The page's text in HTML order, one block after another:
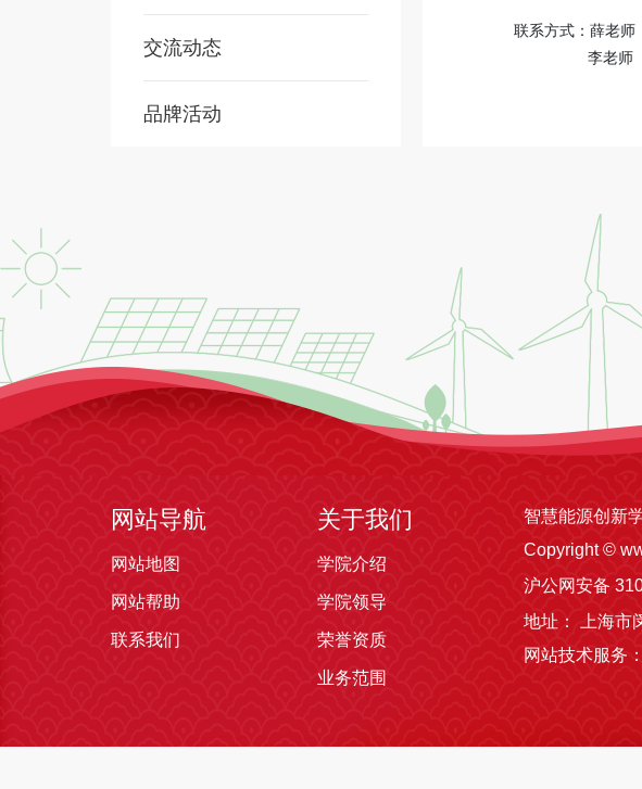
交流动态
品牌活动
联系方式： 薛老师
李老师 （021-
网站导航
网站地图
网站帮助
联系我们
关于我们
学院介绍
学院领导
荣誉资质
业务范围
智慧能源创新
Copyright ©
沪公网安备
地址： 上海市
网站技术服务